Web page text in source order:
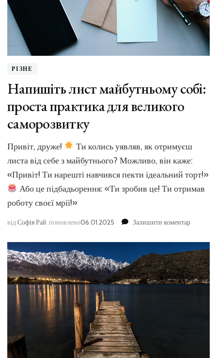
РІЗНЕ
Напишіть лист майбутньому собі:
проста практика для великого
саморозвитку
Привіт, друже!
Ти колись уявляв, як отримуєш
листа від себе з майбутнього? Можливо, він каже:
«Привіт! Ти нарешті навчився пекти ідеальний торт!»
Або це підбадьорення: «Ти зробив це! Ти отримав
роботу своєї мрії!»
відСофія Рай поновлено06.01.2025 Залишити коментардо
лист
собі:
проста
практика